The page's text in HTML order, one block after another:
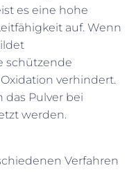
es eine hohe
auf. Wenn
schützende
verhindert.
das Pulver bei
werden.
Verfahren